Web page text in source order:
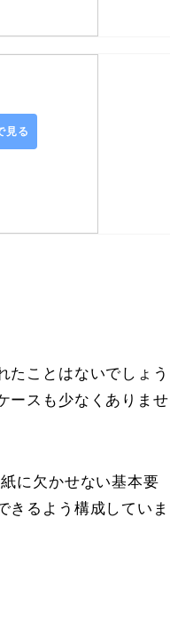
見る
たことはないでしょう
ースも少なくありませ
に欠かせない基本要
きるよう構成していま